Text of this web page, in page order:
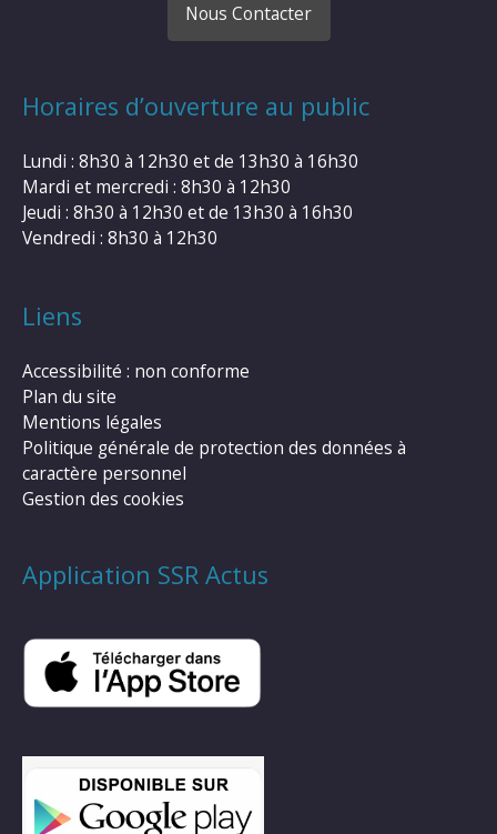
Nous Contacter
Horaires d’ouverture au public
Lundi : 8h30 à 12h30 et de 13h30 à 16h30
Mardi et mercredi : 8h30 à 12h30
Jeudi : 8h30 à 12h30 et de 13h30 à 16h30
Vendredi : 8h30 à 12h30
Liens
Accessibilité : non conforme
Plan du site
Mentions légales
Politique générale de protection des données à
caractère personnel
Gestion des cookies
Application SSR Actus